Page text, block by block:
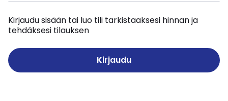
Kirjaudu sisään tai luo tili tarkistaaksesi hinnan ja
tehdäksesi tilauksen
Kirjaudu